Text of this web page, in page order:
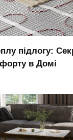
підлогу:
в Домі